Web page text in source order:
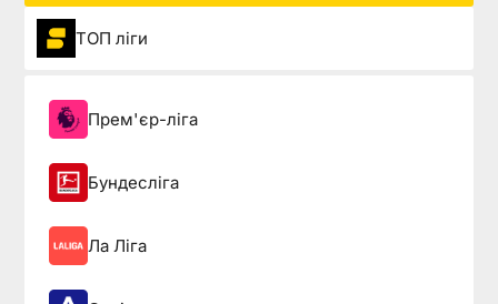
ТОП ліги
Прем'єр-ліга
Бундесліга
Ла Ліга